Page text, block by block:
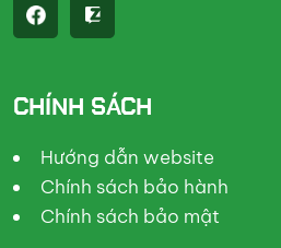
CHÍNH SÁCH
Hướng dẫn website
Chính sách bảo hành
Chính sách bảo mật